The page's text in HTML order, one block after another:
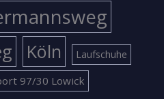
Köln Laufschuhe
97/30 Lowick